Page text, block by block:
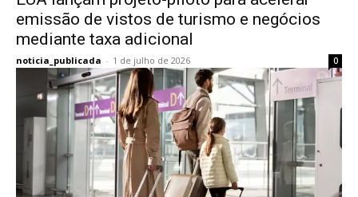
emissão de vistos de turismo e negócios
mediante taxa adicional
noticia_publicada - 1 de julho de 2026 0